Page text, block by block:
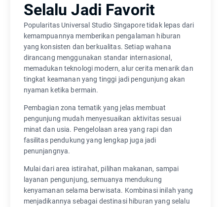
Selalu Jadi Favorit
Popularitas Universal Studio Singapore tidak lepas dari
kemampuannya memberikan pengalaman hiburan
yang konsisten dan berkualitas. Setiap wahana
dirancang menggunakan standar internasional,
memadukan teknologi modern, alur cerita menarik dan
tingkat keamanan yang tinggi jadi pengunjung akan
nyaman ketika bermain.
Pembagian zona tematik yang jelas membuat
pengunjung mudah menyesuaikan aktivitas sesuai
minat dan usia. Pengelolaan area yang rapi dan
fasilitas pendukung yang lengkap juga jadi
penunjangnya.
Mulai dari area istirahat, pilihan makanan, sampai
layanan pengunjung, semuanya mendukung
kenyamanan selama berwisata. Kombinasi inilah yang
menjadikannya sebagai destinasi hiburan yang selalu